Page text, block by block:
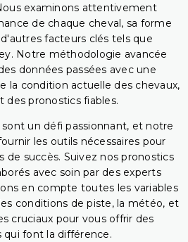
examinons attentivement
de chaque cheval, sa forme
facteurs clés tels que
Notre méthodologie avancée
données passées avec une
la condition actuelle des chevaux,
des pronostics fiables.
sont un défi passionnant, et notre
les outils nécessaires pour
de succès. Suivez nos pronostics
avec soin par des experts
en compte toutes les variables
conditions de piste, la météo, et
cruciaux pour vous offrir des
qui font la différence.